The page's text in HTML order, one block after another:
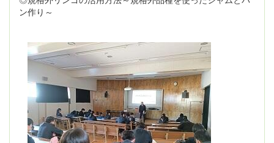
ン作り～